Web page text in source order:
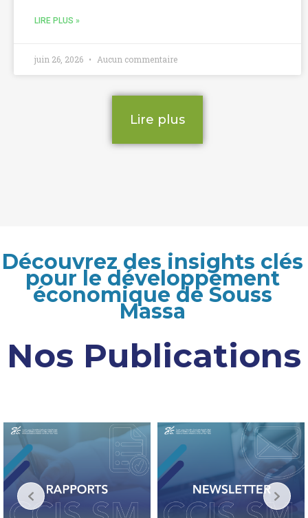
LIRE PLUS »
juin 26, 2026 Aucun commentaire
Lire plus
Découvrez des insights clés
pour le développement
économique de Souss
Massa
Nos Publications